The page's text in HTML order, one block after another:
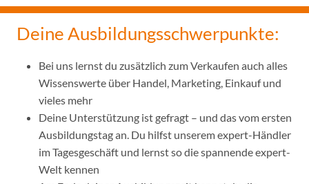
Deine Ausbildungsschwerpunkte:
Bei uns lernst du zusätzlich zum Verkaufen auch alles
Wissenswerte über Handel, Marketing, Einkauf und
vieles mehr
Deine Unterstützung ist gefragt – und das vom ersten
Ausbildungstag an. Du hilfst unserem expert-Händler
im Tagesgeschäft und lernst so die spannende expert-
Welt kennen